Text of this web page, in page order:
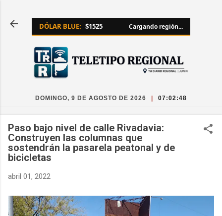
DÓLAR BLUE: $1525 Cargando región...
DOMINGO, 9 DE AGOSTO DE 2026 07:02:48
Paso bajo nivel de calle Rivadavia:
Construyen las columnas que
sostendrán la pasarela peatonal y de
bicicletas
abril 01, 2022